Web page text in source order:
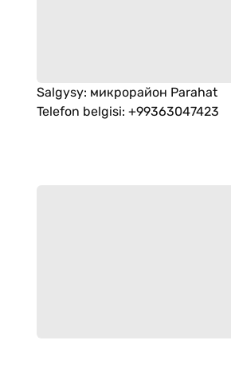
Salgysy: микрорайон Parahat
Telefon belgisi: +99363047423